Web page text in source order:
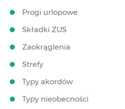
Progi urlopowe
Składki ZUS
Zaokrąglenia
Strefy
Typy akordów
Typy nieobecności